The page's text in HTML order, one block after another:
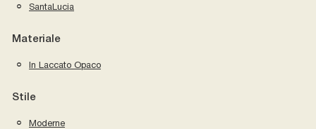
SantaLucia
Materiale
In Laccato Opaco
Stile
Moderne